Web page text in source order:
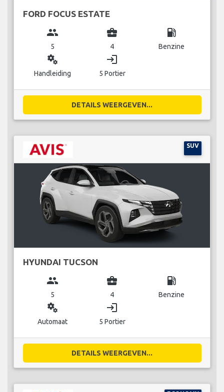
FORD FOCUS ESTATE
group
5
business_center
4
local_gas_station
Benzine
miscellaneous_services
Handleiding
login
5 Portier
DETAILS WEERGEVEN...
SUV
HYUNDAI TUCSON
group
5
business_center
4
local_gas_station
Benzine
miscellaneous_services
Automaat
login
5 Portier
DETAILS WEERGEVEN...